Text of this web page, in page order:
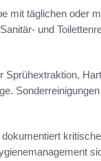
mit täglichen oder
und
Sprühextraktion,